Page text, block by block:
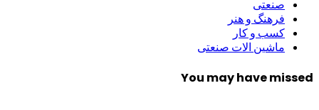
صنعتی
فرهنگ و هنر
کسب و کار
ماشین الات صنعتی
You may have missed